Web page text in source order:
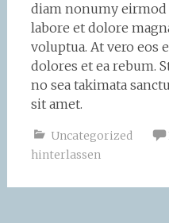
diam nonumy
labore et dolore
voluptua. At vero eos
dolores et ea rebum.
no sea takimata
sit amet.
Uncategorized
hinterlassen